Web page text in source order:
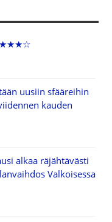
uusiin sfääreihin
kauden
alkaa räjähtävästi
Valkoisessa